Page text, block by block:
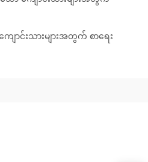
ောင်းသားများအတွက် စာရေး